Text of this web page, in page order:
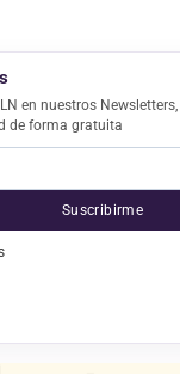
en nuestros
de forma gratuita
Suscribirme